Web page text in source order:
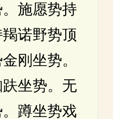
施愿势持
诺野势顶
刚坐势。
坐势。无
蹲坐势戏